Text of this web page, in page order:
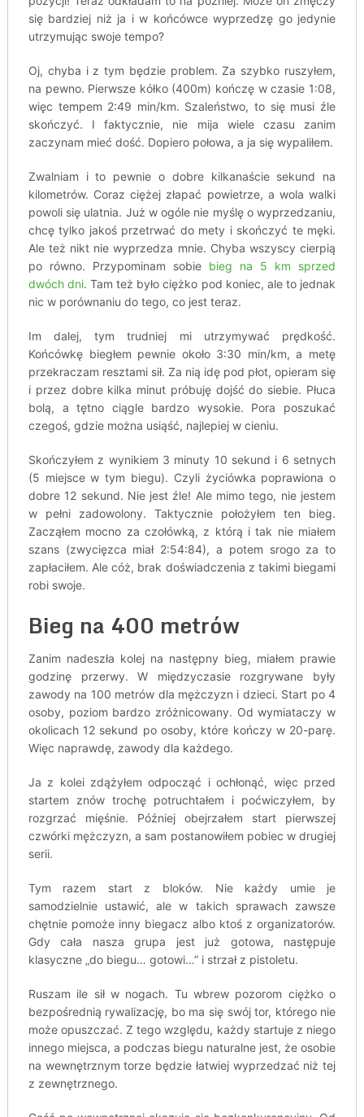
się bardziej niż ja i w końcówce wyprzedzę go jedynie
utrzymując swoje tempo?
Oj, chyba i z tym będzie problem. Za szybko ruszyłem,
na pewno. Pierwsze kółko (400m) kończę w czasie 1:08,
więc tempem 2:49 min/km. Szaleństwo, to się musi źle
skończyć. I faktycznie, nie mija wiele czasu zanim
zaczynam mieć dość. Dopiero połowa, a ja się wypaliłem.
Zwalniam i to pewnie o dobre kilkanaście sekund na
kilometrów. Coraz ciężej złapać powietrze, a wola walki
powoli się ulatnia. Już w ogóle nie myślę o wyprzedzaniu,
chcę tylko jakoś przetrwać do mety i skończyć te męki.
Ale też nikt nie wyprzedza mnie. Chyba wszyscy cierpią
po równo. Przypominam sobie bieg na 5 km sprzed
dwóch dni. Tam też było ciężko pod koniec, ale to jednak
nic w porównaniu do tego, co jest teraz.
Im dalej, tym trudniej mi utrzymywać prędkość.
Końcówkę biegłem pewnie około 3:30 min/km, a metę
przekraczam resztami sił. Za nią idę pod płot, opieram się
i przez dobre kilka minut próbuję dojść do siebie. Płuca
bolą, a tętno ciągle bardzo wysokie. Pora poszukać
czegoś, gdzie można usiąść, najlepiej w cieniu.
Skończyłem z wynikiem 3 minuty 10 sekund i 6 setnych
(5 miejsce w tym biegu). Czyli życiówka poprawiona o
dobre 12 sekund. Nie jest źle! Ale mimo tego, nie jestem
w pełni zadowolony. Taktycznie położyłem ten bieg.
Zacząłem mocno za czołówką, z którą i tak nie miałem
szans (zwycięzca miał 2:54:84), a potem srogo za to
zapłaciłem. Ale cóż, brak doświadczenia z takimi biegami
robi swoje.
Bieg na 400 metrów
Zanim nadeszła kolej na następny bieg, miałem prawie
godzinę przerwy. W międzyczasie rozgrywane były
zawody na 100 metrów dla mężczyzn i dzieci. Start po 4
osoby, poziom bardzo zróżnicowany. Od wymiataczy w
okolicach 12 sekund po osoby, które kończy w 20-parę.
Więc naprawdę, zawody dla każdego.
Ja z kolei zdążyłem odpocząć i ochłonąć, więc przed
startem znów trochę potruchtałem i poćwiczyłem, by
rozgrzać mięśnie. Później obejrzałem start pierwszej
czwórki mężczyzn, a sam postanowiłem pobiec w drugiej
serii.
Tym razem start z bloków. Nie każdy umie je
samodzielnie ustawić, ale w takich sprawach zawsze
chętnie pomoże inny biegacz albo ktoś z organizatorów.
Gdy cała nasza grupa jest już gotowa, następuje
klasyczne „do biegu… gotowi…” i strzał z pistoletu.
Ruszam ile sił w nogach. Tu wbrew pozorom ciężko o
bezpośrednią rywalizację, bo ma się swój tor, którego nie
może opuszczać. Z tego względu, każdy startuje z niego
innego miejsca, a podczas biegu naturalne jest, że osobie
na wewnętrznym torze będzie łatwiej wyprzedzać niż tej
z zewnętrznego.